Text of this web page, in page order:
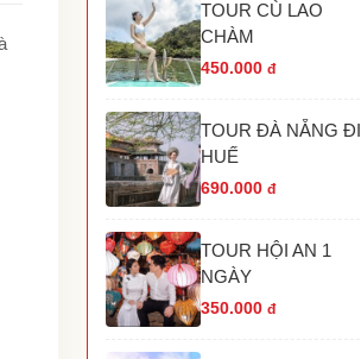
HÒN MÓNG TAY PHÚ QUỐC
HÒN THƠM PHÚ QUỐC
THAM QUAN GRAND WORLD PHÚ
HANG RÁI VĨNH HY NHA TRANG
THÁC YANG BAY NHA TRANG
TOUR CÙ LAO
CHÀM
450.000 đ
TOUR ĐÀ NẴNG ĐI
HUẾ
690.000 đ
TOUR HỘI AN 1
NGÀY
350.000 đ